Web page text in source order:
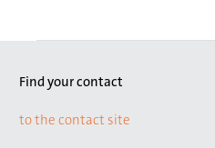
Find your contact
to the contact site